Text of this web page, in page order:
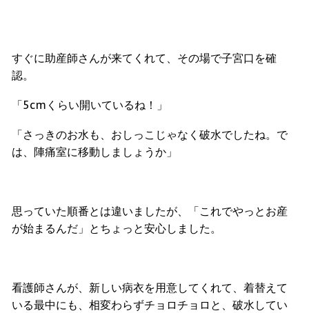
すぐに助産師さんが来てくれて、その場で子宮口を確
認。
「5cmくらい開いているね！」
「さっきのお水も、おしっこじゃなく破水でしたね。で
は、陣痛室に移動しましょうか」
思っていた順番とは違いましたが、「これでやっとお産
が始まるんだ」とちょっと安心しました。
看護師さんが、新しい病衣を用意してくれて、着替えて
いる最中にも、相変わらずチョロチョロと、破水してい